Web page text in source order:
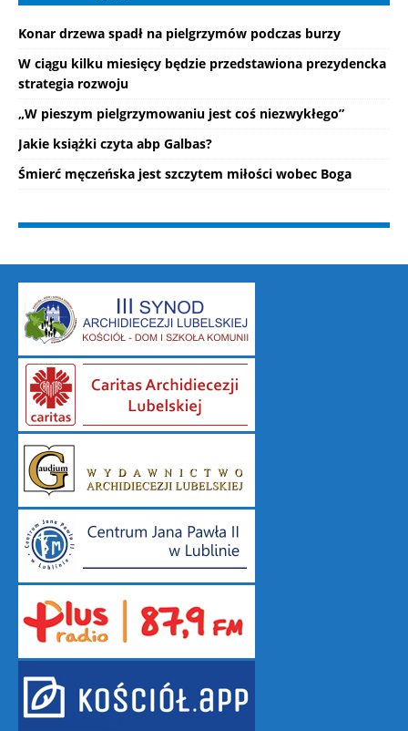
Konar drzewa spadł na pielgrzymów podczas burzy
W ciągu kilku miesięcy będzie przedstawiona prezydencka
strategia rozwoju
„W pieszym pielgrzymowaniu jest coś niezwykłego”
Jakie książki czyta abp Galbas?
Śmierć męczeńska jest szczytem miłości wobec Boga